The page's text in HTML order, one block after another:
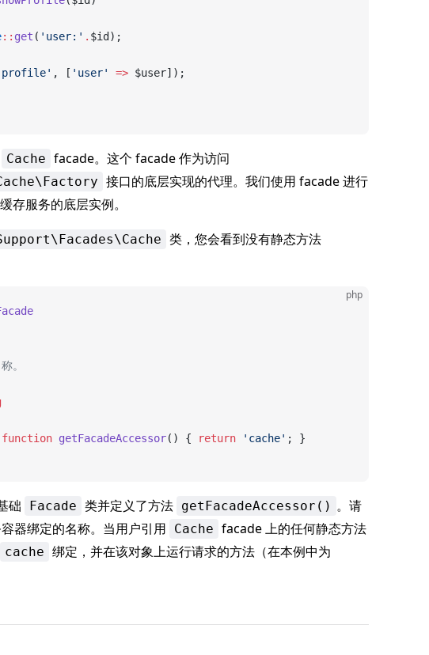
:: get ( 'user:' . $id);
, [ 'user' => $user]);
Cache facade。这个 facade 作为访问
接口的底层实现的代理。我们使用 facade 进行
存服务的底层实例。
类，您会看到没有静态方法
php
。
function getFacadeAccessor() { return 'cache' ; }
础 Facade 类并定义了方法 getFacadeAccessor() 。请
器绑定的名称。当用户引用
Cache facade 上的任何静态方法
cache 绑定，并在该对象上运行请求的方法（在本例中为